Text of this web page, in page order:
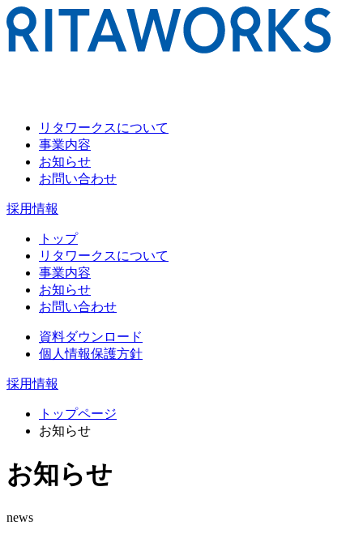
リタワークスについて
事業内容
お知らせ
お問い合わせ
採用情報
トップ
リタワークスについて
事業内容
お知らせ
お問い合わせ
資料ダウンロード
個人情報保護方針
採用情報
トップページ
お知らせ
お知らせ
news